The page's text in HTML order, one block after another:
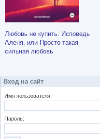
Любовь не купить. Исповедь
Аленя, или Просто такая
сильная любовь
Вход на сайт
Имя пользователя:
Пароль: